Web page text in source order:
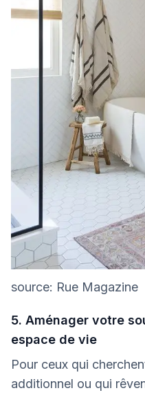
source: Rue Magazine
5. Aménager votre
espace de vie
Pour ceux qui
additionnel ou qui